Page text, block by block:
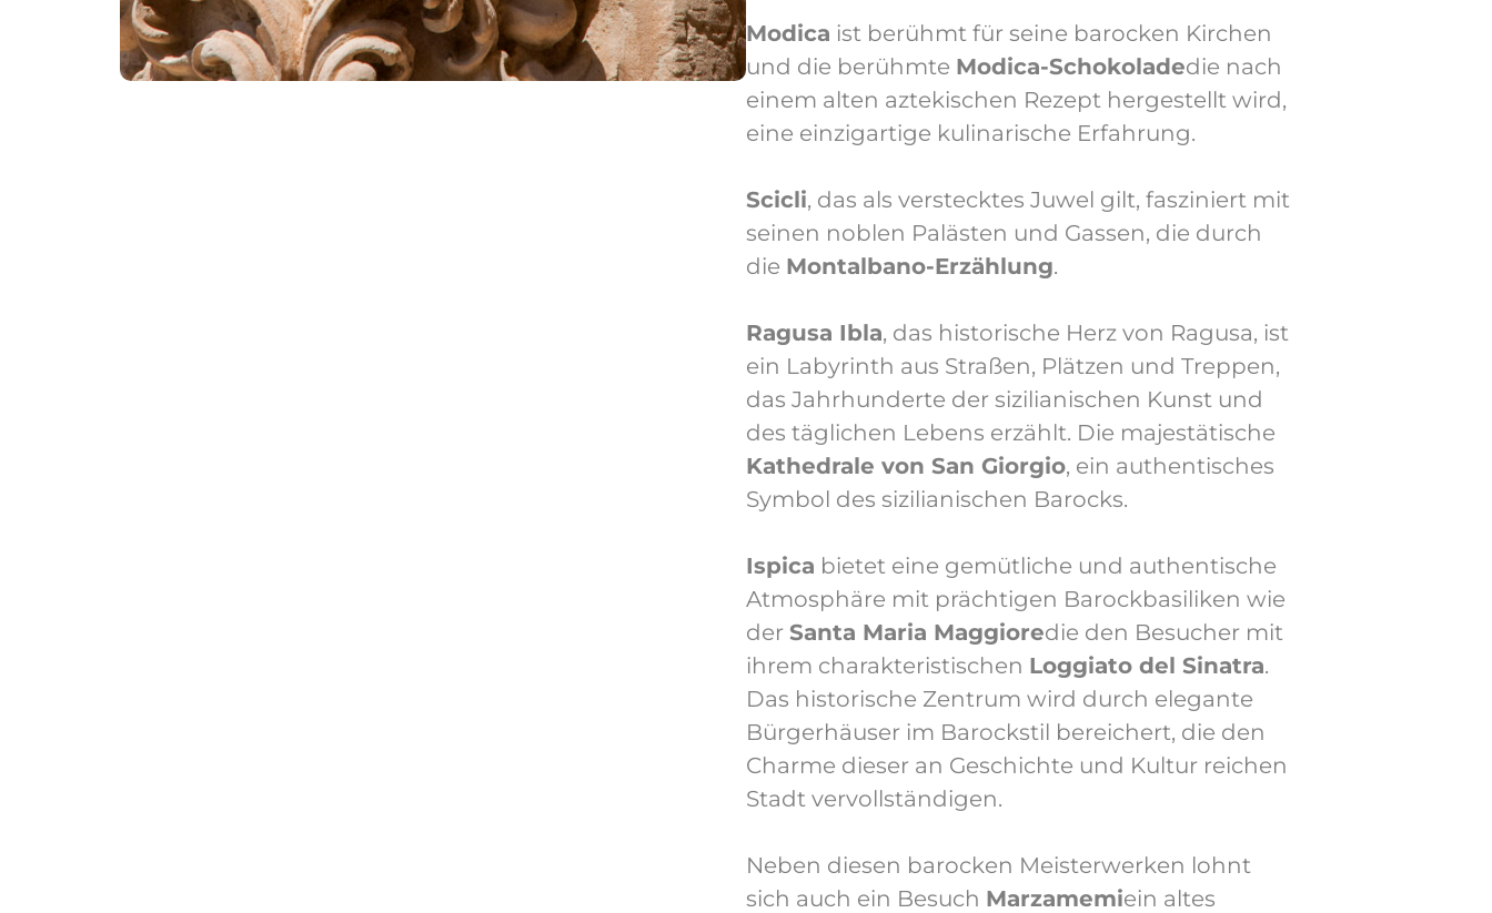
Modica ist berühmt für seine barocken Kirchen
und die berühmte Modica-Schokoladedie nach
einem alten aztekischen Rezept hergestellt wird,
eine einzigartige kulinarische Erfahrung.
Scicli, das als verstecktes Juwel gilt, fasziniert mit
seinen noblen Palästen und Gassen, die durch
die Montalbano-Erzählung.
Ragusa Ibla, das historische Herz von Ragusa, ist
ein Labyrinth aus Straßen, Plätzen und Treppen,
das Jahrhunderte der sizilianischen Kunst und
des täglichen Lebens erzählt. Die majestätische
Kathedrale von San Giorgio, ein authentisches
Symbol des sizilianischen Barocks.
Ispica bietet eine gemütliche und authentische
Atmosphäre mit prächtigen Barockbasiliken wie
der Santa Maria Maggioredie den Besucher mit
ihrem charakteristischen Loggiato del Sinatra.
Das historische Zentrum wird durch elegante
Bürgerhäuser im Barockstil bereichert, die den
Charme dieser an Geschichte und Kultur reichen
Stadt vervollständigen.
Neben diesen barocken Meisterwerken lohnt
sich auch ein Besuch Marzamemiein altes